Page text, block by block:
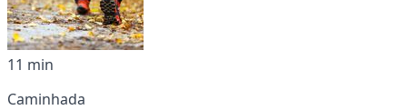
11 min
Caminhada